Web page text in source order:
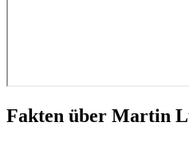
Fakten über Martin